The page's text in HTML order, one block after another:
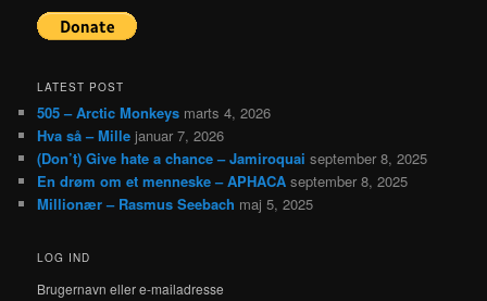
LATEST POST
505 – Arctic Monkeys marts 4, 2026
Hva så – Mille januar 7, 2026
(Don’t) Give hate a chance – Jamiroquai september 8, 2025
En drøm om et menneske – APHACA september 8, 2025
Millionær – Rasmus Seebach maj 5, 2025
LOG IND
Brugernavn eller e-mailadresse